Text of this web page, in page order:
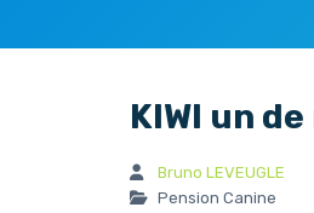
KIWI un
Bruno LEVEUGLE
Pension Canine